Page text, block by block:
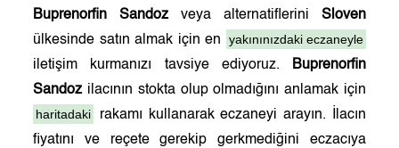
Buprenorfin Sandoz veya alternatiflerini Sloven
ülkesinde satın almak için en
yakınınızdaki eczaneyle
iletişim kurmanızı tavsiye ediyoruz.
Buprenorfin
Sandoz ilacının stokta olup olmadığını anlamak için
haritadaki
rakamı kullanarak eczaneyi arayın. İlacın
fiyatını ve reçete gerekip gerkmediğini eczacıya